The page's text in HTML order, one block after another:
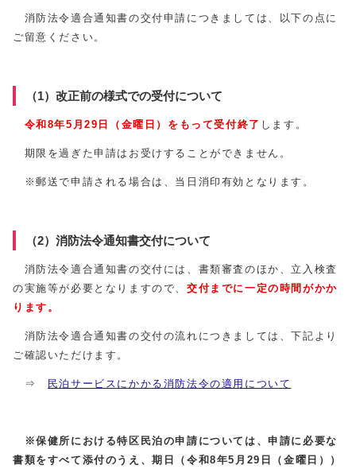
消防法令適合通知書の交付申請につきましては、以下の点に
ご留意ください。
（1）改正前の様式での受付について
令和8年5月29日（金曜日）をもって受付終了 します。
期限を過ぎた申請はお受けすることができません。
※郵送で申請される場合は、当日消印有効となります。
（2）消防法令通知書交付について
消防法令適合通知書の交付には、書類審査のほか、立入検査
の実施等が必要となりますので、 交付までに一定の時間がかか
ります。
消防法令適合通知書の交付の流れにつきましては、下記より
ご確認いただけます。
⇒ 民泊サービスにかかる消防法令の適用について
※保健所における特区民泊の申請については、申請に必要な
書類をすべて添付のうえ、期日（令和8年5月29日（金曜日））